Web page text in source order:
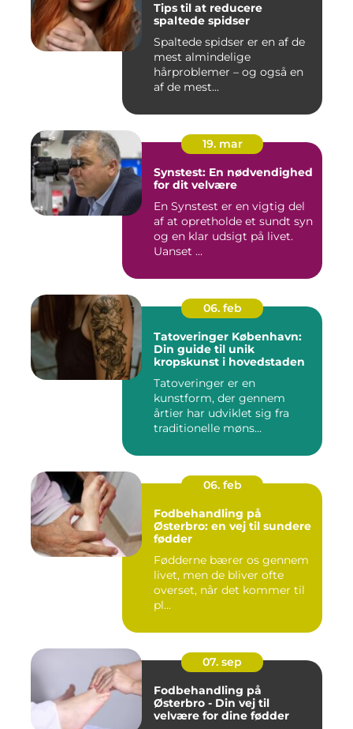
Tips til at reducere
spaltede spidser
Spaltede spidser er en af de
mest almindelige
hårproblemer – og også en
af de mest...
19. mar
Synstest: En nødvendighed
for dit velvære
En Synstest er en vigtig del
af at opretholde et sundt syn
og en klar udsigt på livet.
Uanset ...
06. feb
Tatoveringer København:
Din guide til unik
kropskunst i hovedstaden
Tatoveringer er en
kunstform, der gennem
årtier har udviklet sig fra
traditionelle møns...
06. feb
Fodbehandling på
Østerbro: en vej til sundere
fødder
Fødderne bærer os gennem
livet, men de bliver ofte
overset, når det kommer til
pl...
07. sep
Fodbehandling på
Østerbro - Din vej til
velvære for dine fødder